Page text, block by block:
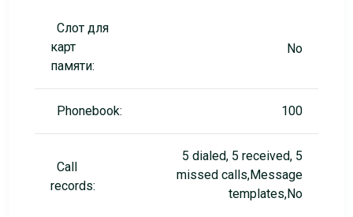
Слот для
карт
памяти:
No
Phonebook: 100
Call
records:
5 dialed, 5 received, 5
missed calls,Message
templates,No